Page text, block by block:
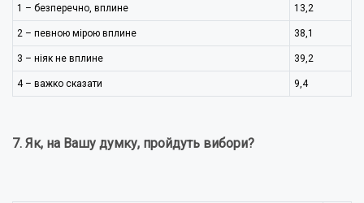
1 – безперечно, вплине 13,2
2 – певною мірою вплине 38,1
3 – ніяк не вплине 39,2
4 – важко сказати 9,4
7. Як, на Вашу думку, пройдуть вибори?